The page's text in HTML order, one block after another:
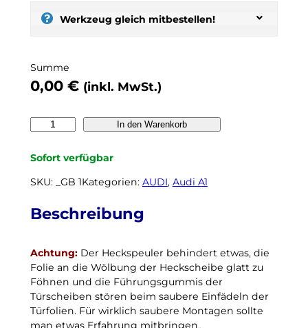
e
r
ö
n
n
n
c
k
e
i
n
N
Werkzeug gleich mitbestellen!
Summe
0,00 € (inkl. MwSt.)
d
A
G
b
2
0
1
8
In den Warenkorb
Sofort verfügbar
SKU:
_GB 1Kategorien: AUDI, Audi A1
Beschreibung
Achtung:Der Heckspeuler behindert etwas, die
Folie an die Wölbung der Heckscheibe glatt zu
Föhnen und die Führungsgummis der
Türscheiben stören beim saubere Einfädeln der
Türfolien. Für wirklich saubere Montagen sollte
man etwas Erfahrung mitbringen.